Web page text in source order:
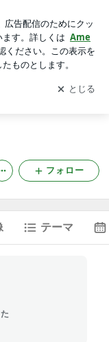
を受け取りまし
開く
フォロー
テーマ